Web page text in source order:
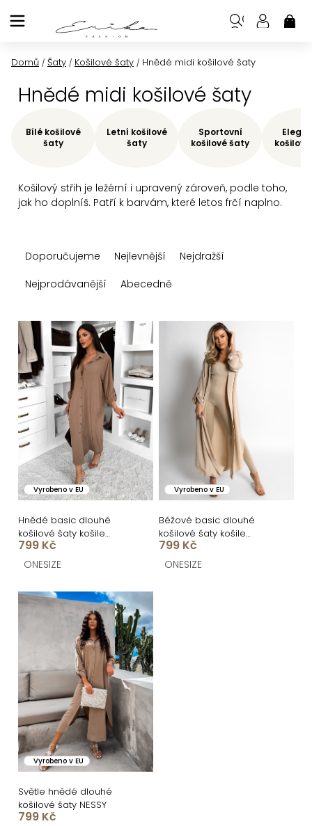
na
Domů / Šaty / Košilové šaty / Hnědé midi košilové šaty
Hnědé midi košilové šaty
Košilový střih je ležérní i upravený zároveň, podle toho,
jak ho doplníš. Patří k barvám, které letos frčí naplno.
Bílé košilové
šaty
Letní košilové
šaty
Sportovní
košilové šaty
a
n
í
p
r
o
d
u
k
t
ů
Doporučujeme Nejlevnější
Nejdražší
Nejprodávanější
Abecedně
V
ý
p
i
s
p
r
o
d
u
k
ů
Vyrobeno v EU
Hnědé basic dlouhé
košilové šaty košile
NESSY
799 Kč
ONESIZE
Vyrobeno v EU
Béžové basic dlouhé
košilové šaty košile
NESSY
799 Kč
ONESIZE
Vyrobeno v EU
Světle hnědé dlouhé
košilové šaty NESSY
799 Kč